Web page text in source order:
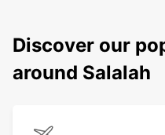
Discover our
around Salalah